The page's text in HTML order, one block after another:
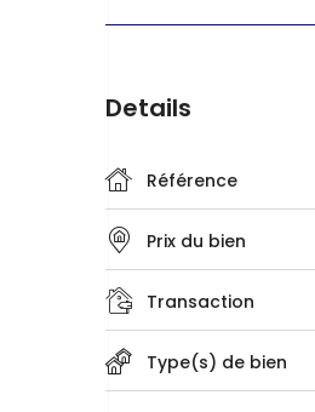
Details
Référence
Prix du bien
Transaction
Type(s) de bien